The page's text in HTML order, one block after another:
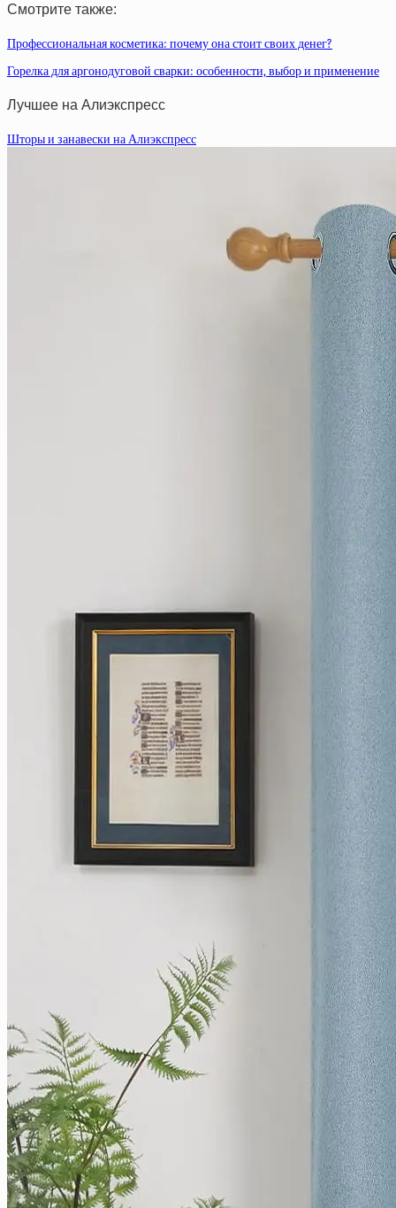
Смотрите также:
Профессиональная косметика: почему она стоит своих денег?
Горелка для аргонодуговой сварки: особенности, выбор и применение
Лучшее на Алиэкспресс
Шторы и занавески на Алиэкспресс